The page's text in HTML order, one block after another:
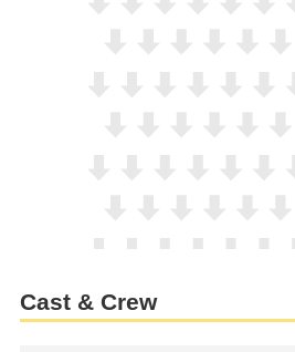
Cast & Crew